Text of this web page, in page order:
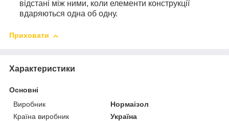
відстані між ними, коли елементи конструкції
вдаряються одна об одну.
Приховати
Характеристики
Основні
Виробник
Нормаізол
Країна виробник
Україна